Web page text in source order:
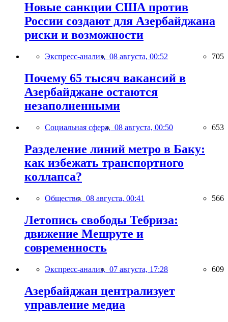
Новые санкции США против
России создают для Азербайджана
риски и возможности
Экспресс-анализ, 08 августа, 00:52 705
Почему 65 тысяч вакансий в
Азербайджане остаются
незаполненными
Социальная сфера, 08 августа, 00:50 653
Разделение линий метро в Баку:
как избежать транспортного
коллапса?
Общество, 08 августа, 00:41 566
Летопись свободы Тебриза:
движение Мешруте и
современность
Экспресс-анализ, 07 августа, 17:28 609
Азербайджан централизует
управление медиа